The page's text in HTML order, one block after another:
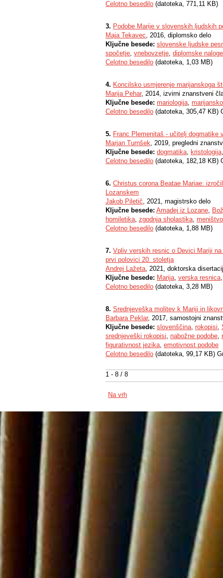
1 - 8 / 8
Celotno besedilo (datoteka, 771,11 KB)
3. Podobe Marije v slovenskih ljudskih
Maja Tekavec, 2016, diplomsko delo
Ključne besede: slovenske ljudske
spočetje, vnebovzetje, diplomske naloge
Celotno besedilo (datoteka, 1,03 MB)
4. Koncilsko usmjerenje marijanskoga
Marija Pehar, 2014, izvirni znanstveni
Ključne besede: mariologija,
Celotno besedilo (datoteka, 305,47 KB)
5. Franc Plemenitaš - učitelj dogmatike
Marjan Turnšek, 2019, pregledni
Ključne besede: dogmatika, kristologija
Celotno besedilo (datoteka, 182,18 KB)
6. Christus corona Beatae Mariae:
Lozanskem
Jakob Piletič, 2021, magistrsko delo
Ključne besede: Amadej iz Lozane,
homiletika, zgodnja sholastika, meništvo
Celotno besedilo (datoteka, 1,88 MB)
7. Vpliv verskih resnic o Devici Mariji
prvi polovici 20. stoletja
Andrej Lažeta, 2021, doktorska
Ključne besede: Marija, verska resnica
Celotno besedilo (datoteka, 3,28 MB)
8. Srednjeveška molitev k Mariji in
Barbara Peklar, 2017, samostojni
Ključne besede: slovenščina, rokopisi,
srednjeveški rokopisi, nabožne podobe,
figurativnost jezika, emotivnost podobe
Celotno besedilo (datoteka, 99,17 KB)
Na vrh